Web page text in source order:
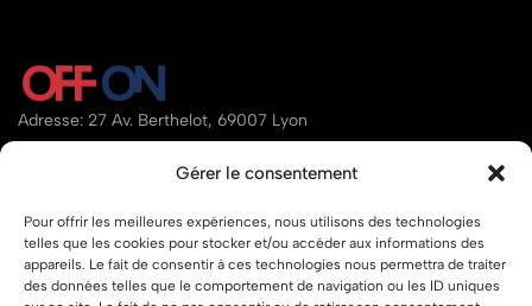
Gérer le consentement
Pour offrir les meilleures expériences, nous utilisons des technologies
telles que les cookies pour stocker et/ou accéder aux informations des
appareils. Le fait de consentir à ces technologies nous permettra de traiter
des données telles que le comportement de navigation ou les ID uniques
Adresse: 27 Av. Berthelot, 69007 Lyon
07.80.34.95.97
Aide